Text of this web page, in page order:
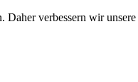
verbessern wir